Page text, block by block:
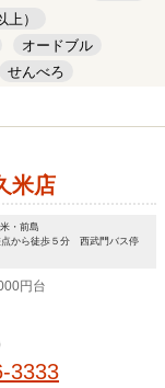
上）
オードブル
せんべろ
米店
・前島
点から徒歩５分 西武門バス停
円台
3333